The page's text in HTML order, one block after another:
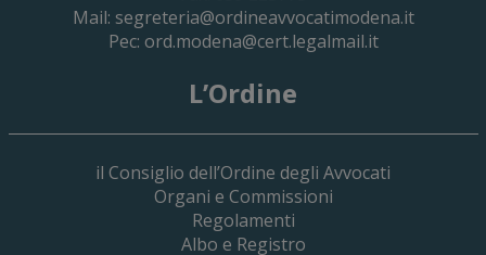
Mail: segreteria@ordineavvocatimodena.it
Pec: ord.modena@cert.legalmail.it
L’Ordine
il Consiglio dell’Ordine degli Avvocati
Organi e Commissioni
Regolamenti
Albo e Registro